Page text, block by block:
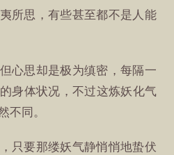
所思，有些甚至都不是人能
心思却是极为缜密，每隔一
身体状况，不过这炼妖化气
不同。
只要那缕妖气静悄悄地蛰伏